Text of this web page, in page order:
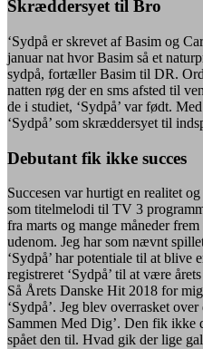
Skræddersyet til Bro
‘Sydpå er skrevet af Basim og
januar nat hvor Basim så et
sydpå, fortæller Basim til DR.
natten røg der en sms afsted til
de i studiet, ‘Sydpå’ var født.
‘Sydpå’ som skræddersyet til
Debutant fik ikke succes
Succesen var hurtigt en realitet
som titelmelodi til TV 3
fra marts og mange måneder
udenom. Jeg har som nævnt
‘Sydpå’ har potentiale til at blive
registreret ‘Sydpå’ til at være
Så Årets Danske Hit 2018 for
‘Sydpå’. Jeg blev overrasket
Sammen Med Dig’. Den fik ikke
spået den til. Hvad gik der lige